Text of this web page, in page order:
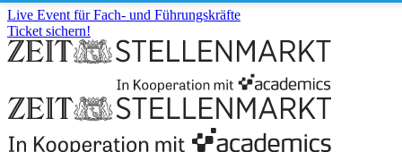
Live Event für Fach- und Führungskräfte
Ticket sichern!